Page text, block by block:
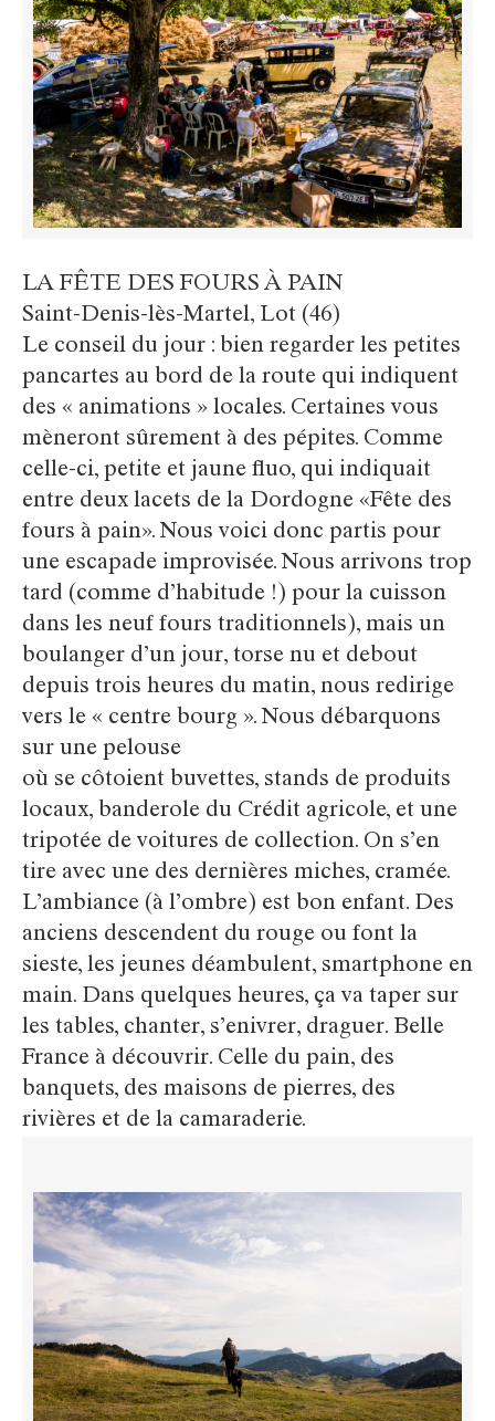
LA FÊTE DES FOURS À PAIN
Saint-Denis-lès-Martel, Lot (46)
Le conseil du jour : bien regarder les petites
pancartes au bord de la route qui indiquent
des « animations » locales. Certaines vous
mèneront sûrement à des pépites. Comme
celle-ci, petite et jaune fluo, qui indiquait
entre deux lacets de la Dordogne «Fête des
fours à pain». Nous voici donc partis pour
une escapade improvisée. Nous arrivons trop
tard (comme d’habitude !) pour la cuisson
dans les neuf fours traditionnels), mais un
boulanger d’un jour, torse nu et debout
depuis trois heures du matin, nous redirige
vers le « centre bourg ». Nous débarquons
sur une pelouse
où se côtoient buvettes, stands de produits
locaux, banderole du Crédit agricole, et une
tripotée de voitures de collection. On s’en
tire avec une des dernières miches, cramée.
L’ambiance (à l’ombre) est bon enfant. Des
anciens descendent du rouge ou font la
sieste, les jeunes déambulent, smartphone en
main. Dans quelques heures, ça va taper sur
les tables, chanter, s’enivrer, draguer. Belle
France à découvrir. Celle du pain, des
banquets, des maisons de pierres, des
rivières et de la camaraderie.